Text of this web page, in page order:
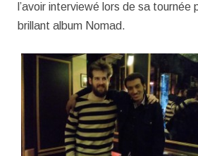
l’avoir interviewé lors de sa
brillant album Nomad.